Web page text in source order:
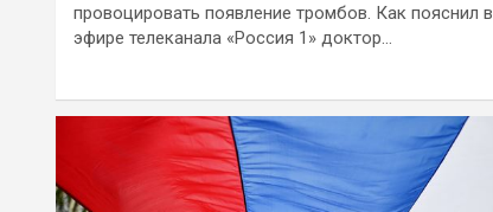
провоцировать появление тромбов. Как пояснил в
эфире телеканала «Россия 1» доктор…